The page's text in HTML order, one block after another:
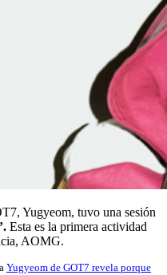
Yugyeom, tuvo una sesión
Esta es la primera actividad
AOMG.
Yugyeom de GOT7 revela porque